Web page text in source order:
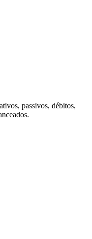
passivos, débitos,